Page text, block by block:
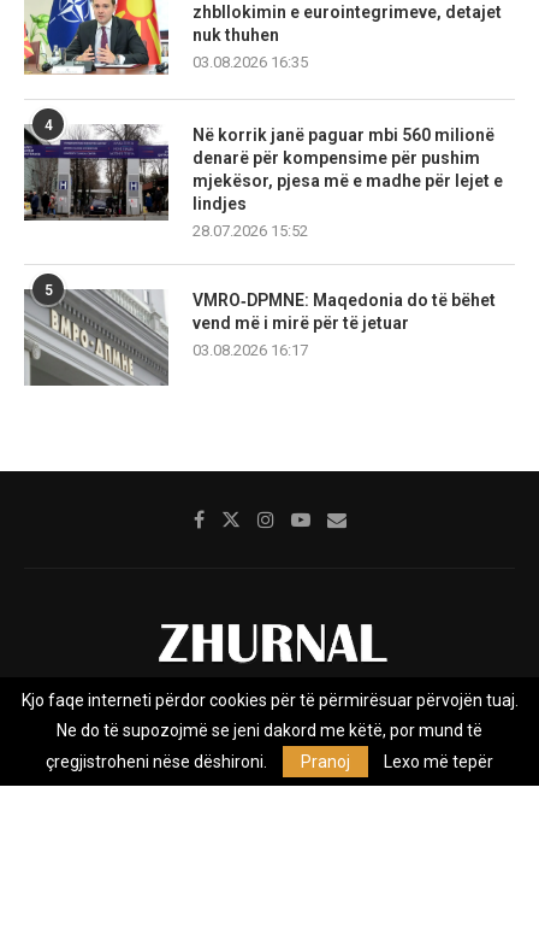
zhbllokimin e eurointegrimeve, detajet
nuk thuhen
03.08.2026 16:35
4
Në korrik janë paguar mbi 560 milionë
denarë për kompensime për pushim
mjekësor, pjesa më e madhe për lejet e
lindjes
28.07.2026 15:52
5
VMRO‑DPMNE: Maqedonia do të bëhet
vend më i mirë për të jetuar
03.08.2026 16:17
Rreth nesh Impresumi Marketing
Kontakt
Privacy Policy
Zhurnal.mk është Agjenci e Lajmeve e pavarur, e themeluar në vitin
Kjo faqe interneti përdor cookies për të përmirësuar përvojën tuaj.
Ne do të supozojmë se jeni dakord me këtë, por mund të
çregjistroheni nëse dëshironi.
Pranoj Lexo më tepër